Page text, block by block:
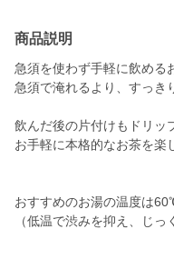
商品説明
急須を使わず手軽に飲める
急須で淹れるより、すっき
飲んだ後の片付けもドリッ
お手軽に本格的なお茶を楽
おすすめのお湯の温度は
（低温で渋みを抑え、じっ